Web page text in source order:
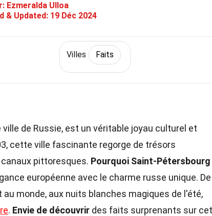
Ezmeralda Ulloa
& Updated: 19 Déc 2024
Villes Faits
ville de Russie, est un véritable joyau culturel et
cette ville fascinante regorge de trésors
pittoresques. Pourquoi Saint-
européenne avec le charme russe unique. De
monde, aux nuits blanches magiques de l'été,
. Envie de découvrir des faits surprenants sur